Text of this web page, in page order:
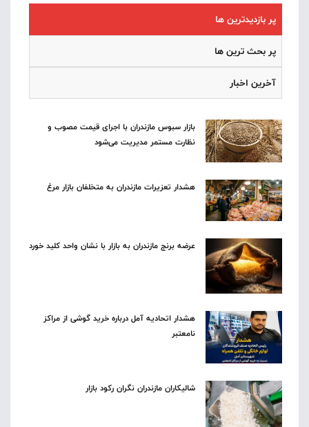
پر بازدیدترین ها
پر بحث ترین ها
آخرین اخبار
بازار سبوس مازندران با اجرای قیمت مصوب و
نظارت مستمر مدیریت می‌شود
هشدار تعزیرات مازندران به متخلفان بازار مرغ
عرضه برنج مازندران به بازار با نشان واحد کلید خورد
هشدار اتحادیه آمل درباره خرید گوشی از مراکز
نامعتبر
شالیکاران مازندران نگران رکود بازار